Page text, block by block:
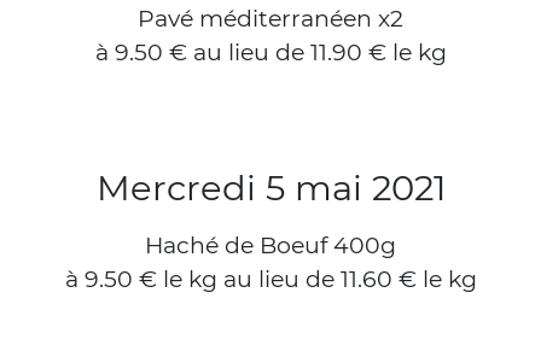
Pavé méditerranéen x2
à 9.50 € au lieu de 11.90 € le kg
Mercredi 5 mai 2021
Haché de Boeuf 400g
à 9.50 € le kg au lieu de 11.60 € le kg